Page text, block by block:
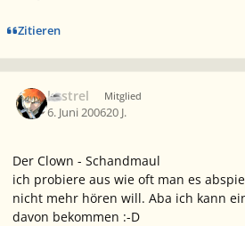
Zitieren
kestrel Mitglied
6. Juni 200620 J.
Der Clown - Schandmaul
ich probiere aus wie oft man es
nicht mehr hören will. Aba ich kann
davon bekommen :-D